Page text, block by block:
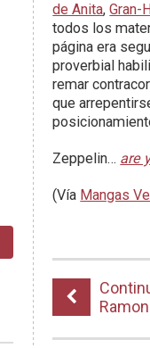
de Anita,Gran-
todos los
página era
proverbial
remar
que
Zeppelin… are
(Vía Mangas